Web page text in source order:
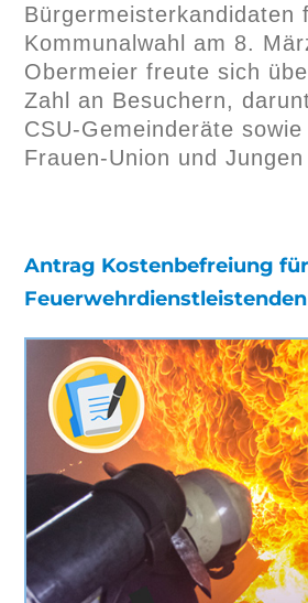
Bürgermeisterkandidaten
Kommunalwahl am 8.
Obermeier freute sich
Zahl an Besuchern,
CSU-Gemeinderäte
Frauen-Union und Jungen
Antrag Kostenbefreiung für
Feuerwehrdienstleistenden